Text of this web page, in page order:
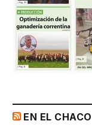
EN EL CHACO